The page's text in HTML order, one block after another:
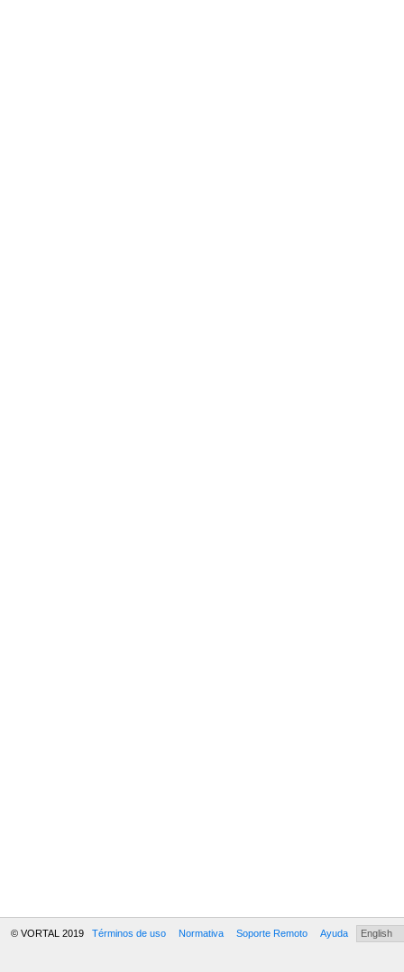
© VORTAL 2019 Términos de uso Normativa Soporte Remoto Ayuda